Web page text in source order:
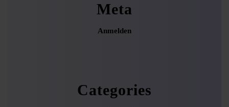
Meta
Anmelden
Categories